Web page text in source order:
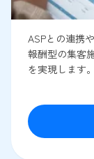
ASPとの連携
報酬型の集客
を実現します。